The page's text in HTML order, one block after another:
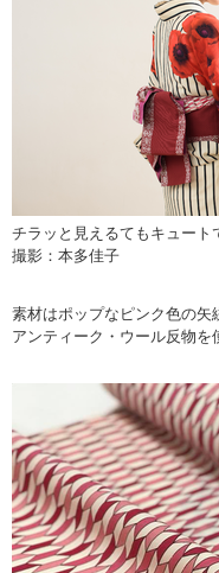
チラッと見えるてもキュート
撮影：本多佳子
素材はポップなピンク色の矢
アンティーク・ウール反物を